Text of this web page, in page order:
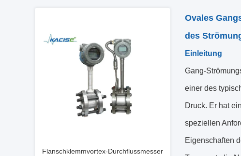
Flanschklemmvortex-Durchflussmesser
Ovales
des
Einleitung
Gang-
einer des
Druck. Er hat
speziellen
Eigenschaften